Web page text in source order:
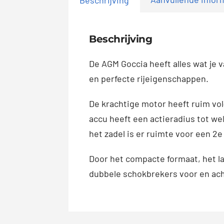
Beschrijving
De AGM Goccia heeft alles wat
en perfecte rijeigenschappen.
De krachtige motor heeft ruim
accu heeft een actieradius tot
het zadel is er ruimte voor een
Door het compacte formaat, het
dubbele schokbrekers voor en